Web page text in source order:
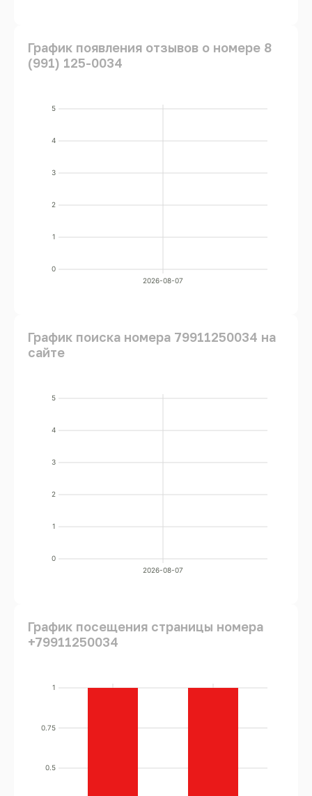
График появления отзывов о номере 8
(991) 125-0034
0
1
2
3
4
5
2026-08-07
График поиска номера 79911250034 на
сайте
0
1
2
3
4
5
2026-08-07
График посещения страницы номера
+79911250034
0.5
0.75
1